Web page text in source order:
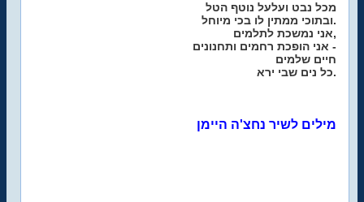
מכל נבט ועלעל נוטף הטל
ובתוכי ממתין לו בכי מיוחל.
אני נמשכת לתלמים,
אני הופכת רחמים ותחנונים -
חיים שלמים
כל נים שבי ירא.
מילים לשיר נחצ'ה היימן